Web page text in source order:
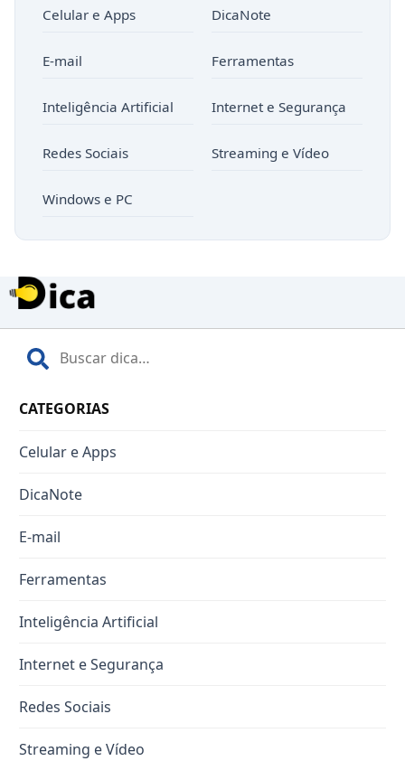
Celular e Apps DicaNote
E-mail Ferramentas
Inteligência Artificial Internet e Segurança
Redes Sociais Streaming e Vídeo
Windows e PC
CATEGORIAS
Celular e Apps
DicaNote
E-mail
Ferramentas
Inteligência Artificial
Internet e Segurança
Redes Sociais
Streaming e Vídeo